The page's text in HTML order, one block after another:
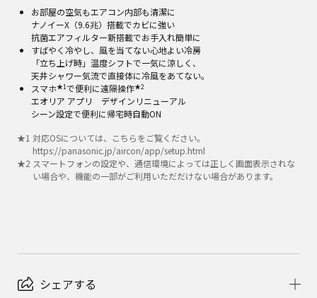
お部屋の空気もエアコン内部も清潔に
ナノイーX（9.6兆）搭載でカビに強い
抗菌エアフィルター新搭載でお手入れ簡単に
すばやく冷やし、風を当てない心地よい冷房
「立ち上げ時」温度シフトで一気に涼しく、
天井シャワー気流で直接体に冷風をあてない。
スマホ★1で便利に遠隔操作★2
エオリア アプリ デザインリニューアル
シーン設定で便利に帰宅時自動ON
★1 対応OSについては、こちらをご覧ください。
https://panasonic.jp/aircon/app/setup.html
★2 スマートフォンの設定や、通信環境によっては正しく画面表示されな
い場合や、機能の一部がご利用いただだけない場合があります。
シェアする